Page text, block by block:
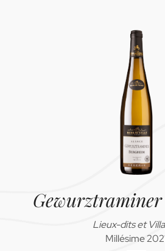
Lieux-dits et
Millésime